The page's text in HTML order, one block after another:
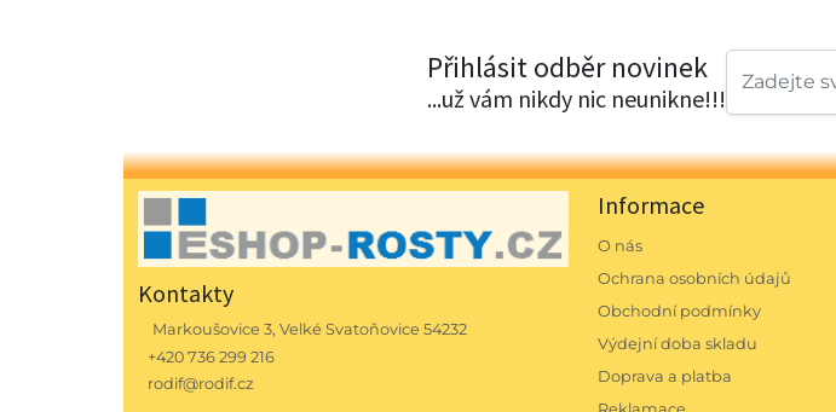
Přihlásit odběr novinek
...už vám nikdy nic neunikne!!!
Kontakty
Markoušovice 3, Velké Svatoňovice 54232
+420 736 299 216
rodif@rodif.cz
Informace
O nás
Ochrana osobních údajů
Obchodní podmínky
Výdejní doba skladu
Doprava a platba